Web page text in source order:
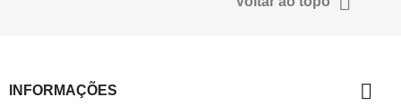
INFORMAÇÕES 